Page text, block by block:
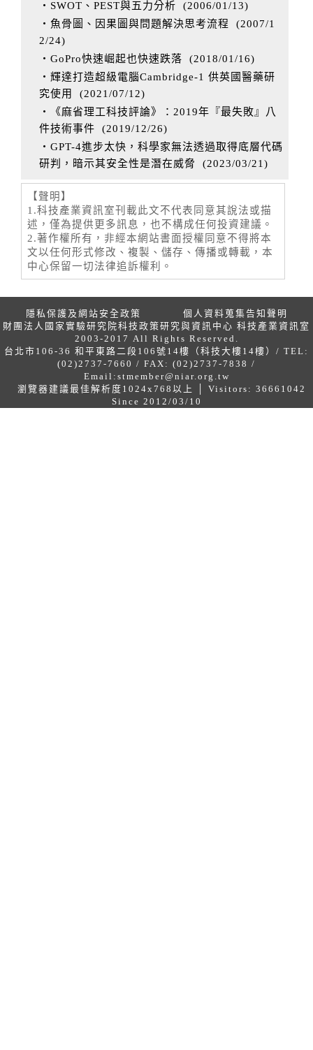
‧SWOT、PEST與五力分析 (2006/01/13)
‧魚骨圖、因果圖與問題解決思考流程
(2007/1
2/24)
‧GoPro快速崛起也快速跌落 (2018/01/16)
‧輝達打造超級電腦Cambridge-1 供英國醫藥研
究使用
(2021/07/12)
‧《麻省理工科技評論》：2019年『最失敗』八
件技術事件 (2019/12/26)
‧GPT-4進步太快，科學家無法透過取得底層代碼
研判，暗示其安全性是潛在威脅
(2023/03/21 )
【聲明】
1.科技產業資訊室刊載此文不代表同意其說法或描
述，僅為提供更多訊息，也不構成任何投資建議。
2.著作權所有，非經本網站書面授權同意不得將本
文以任何形式修改、複製、儲存、傳播或轉載，本
中心保留一切法律追訴權利。
隱私保護及網站安全政策
個人資料蒐集告知聲明
財團法人國家實驗研究院科技政策研究與資訊中心 科技產業資訊室
2003-2017 All Rights Reserved.
台北市106-36 和平東路二段106號14樓（科技大樓14樓）/ TEL:
(02)2737-7660 / FAX: (02)2737-7838 /
Email: stmember@niar.org.tw
瀏覽器建議最佳解析度1024x768以上 │ Visitors: 36661042
Since 2012/03/10